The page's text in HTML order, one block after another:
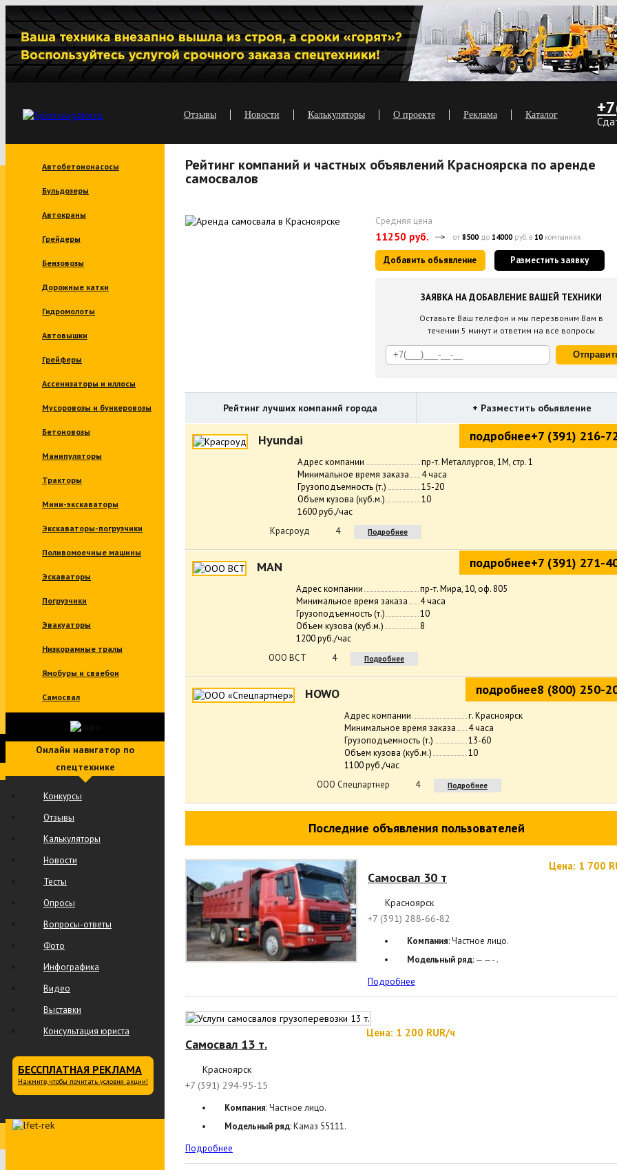
Отзывы Новости Калькуляторы О проекте Реклама Каталог
Автобетононасосы
Бульдозеры
Автокраны
Грейдеры
Бензовозы
Дорожные катки
Гидромолоты
Автовышки
Грейферы
Ассенизаторы и иллосы
Мусоровозы и бункеровозы
Бетоновозы
Манипуляторы
Тракторы
Мини-экскаваторы
Экскаваторы-погрузчики
Поливомоечные машины
Эскаваторы
Погрузчики
Эвакуаторы
Низкорамные тралы
Ямобуры и сваебои
Самосвал
Онлайн навигатор по
спецтехнике
Конкурсы
Отзывы
Калькуляторы
Новости
Тесты
Опросы
Вопросы-ответы
Фото
Инфографика
Видео
Выставки
Консультация юриста
БЕССПЛАТНАЯ РЕКЛАМА
Нажмите, чтобы почитать условия акции!
Рейтинг компаний и частных объявлений Красноярска по аренде
самосвалов
Средняя цена
11250 руб. от 8500до 14000руб. в 10компаниях
Добавить обьявление Разместить заявку
ЗАЯВКА НА ДОБАВЛЕНИЕ ВАШЕЙ ТЕХНИКИ
Оставьте Ваш телефон и мы перезвоним Вам в
течении 5 минут и ответим на все вопросы
Рейтинг лучших компаний города + Разместить обьявление
Hyundai подробнее+7 (391) 216-
Адрес компании
пр-т. Металлургов, 1М, стр. 1
Минимальное время заказа
4 часа
Грузоподъемность (т.)
15-20
Объем кузова (куб.м.)
10
1600 руб./час
Красроуд
4 Подробнее
MAN подробнее+7 (391) 271-
Адрес компании
пр-т. Мира, 10, оф. 805
Минимальное время заказа
4 часа
Грузоподъемность (т.)
10
Объем кузова (куб.м.)
8
1200 руб./час
ООО ВСТ
4 Подробнее
HOWO подробнее8 (800) 250-
Адрес компании
г. Красноярск
Минимальное время заказа
4 часа
Грузоподъемность (т.)
13-60
Объем кузова (куб.м.)
10
1100 руб./час
ООО Спецпартнер
4 Подробнее
Последние объявления пользователей
Самосвал 30 т
Цена: 1 700
Красноярск
+7 (391) 288-66-82
Компания: Частное лицо.
Модельный ряд: ——- .
Подробнее
Самосвал 13 т.
Цена: 1 200 RUR/ч
Красноярск
+7 (391) 294-95-15
Компания: Частное лицо.
Модельный ряд: Камаз 55111.
Подробнее